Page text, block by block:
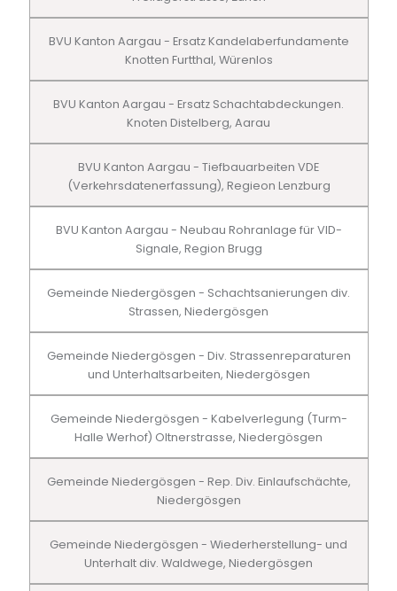
BVU Kanton Aargau - Ersatz Kandelaberfundamente
Knotten Furtthal, Würenlos
BVU Kanton Aargau - Ersatz Schachtabdeckungen.
Knoten Distelberg, Aarau
BVU Kanton Aargau - Tiefbauarbeiten VDE
(Verkehrsdatenerfassung), Regieon Lenzburg
BVU Kanton Aargau - Neubau Rohranlage für VID-
Signale, Region Brugg
Gemeinde Niedergösgen - Schachtsanierungen div.
Strassen, Niedergösgen
Gemeinde Niedergösgen - Div. Strassenreparaturen
und Unterhaltsarbeiten, Niedergösgen
Gemeinde Niedergösgen - Kabelverlegung (Turm-
Halle Werhof) Oltnerstrasse, Niedergösgen
Gemeinde Niedergösgen - Rep. Div. Einlaufschächte,
Niedergösgen
Gemeinde Niedergösgen - Wiederherstellung- und
Unterhalt div. Waldwege, Niedergösgen